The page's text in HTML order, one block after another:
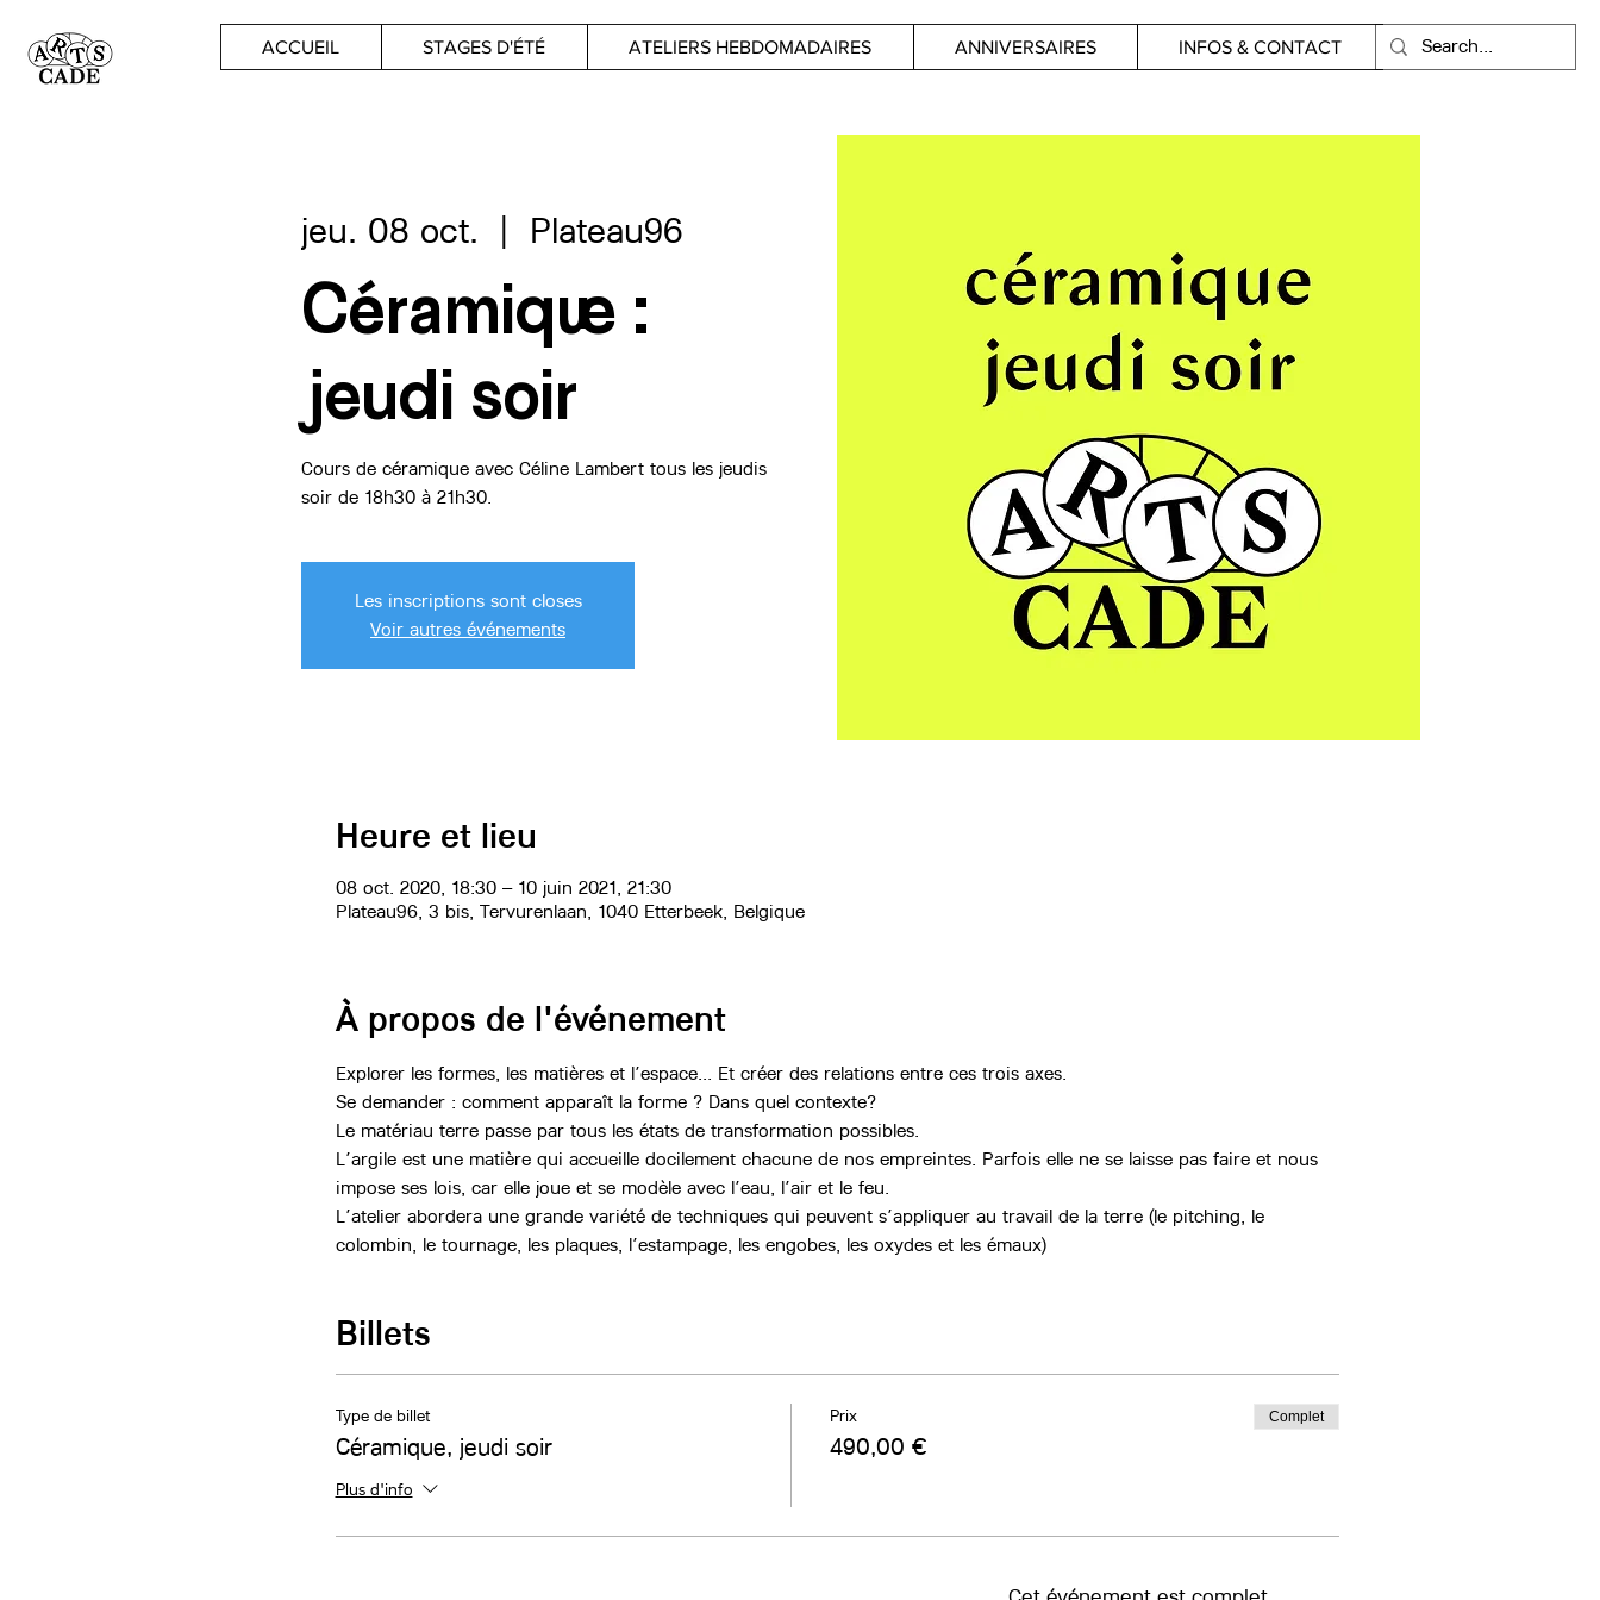
ACCUEIL STAGES D'ÉTÉ ATELIERS HEBDOMADAIRES ANNIVERSAIRES INFOS & CONTACT
jeu. 08 oct. Plateau96
Céramique :
jeudi soir
Cours de céramique avec Céline Lambert tous les jeudis
Les inscriptions sont closes
Voir autres événements
Heure et lieu
08 oct. 2020, 18:30 – 10 juin 2021, 21:30
Plateau96, 3 bis, Tervurenlaan, 1040 Etterbeek, Belgique
À propos de l'événement
Explorer les formes, les matières et l’espace... Et créer des relations entre ces trois axes.
Se demander : comment apparaît la forme ? Dans quel contexte?
Le matériau terre passe par tous les états de transformation possibles.
L’argile est une matière qui accueille docilement chacune de nos empreintes. Parfois elle ne se laisse pas faire et nous
impose ses lois, car elle joue et se modèle avec l’eau, l’air et le feu.
L’atelier abordera une grande variété de techniques qui peuvent s’appliquer au travail de la terre (le pitching, le
colombin, le tournage, les plaques, l’estampage, les engobes, les oxydes et les émaux)
Billets
Type de billet
Céramique, jeudi soir
Plus d'info
Prix
490,00 €
Complet